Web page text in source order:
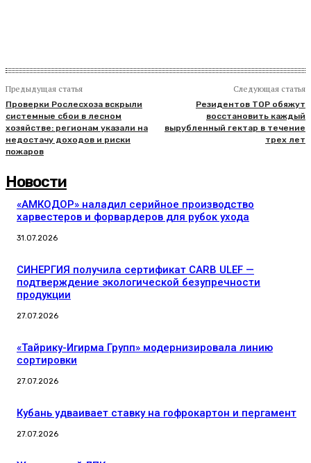
Предыдущая статья
Проверки Рослесхоза вскрыли
системные сбои в лесном
хозяйстве: регионам указали на
недостачу доходов и риски
пожаров
Следующая статья
Резидентов ТОР обяжут
восстановить каждый
вырубленный гектар в течение
трех лет
Новости
«АМКОДОР» наладил серийное производство
харвестеров и форвардеров для рубок ухода
31.07.2026
СИНЕРГИЯ получила сертификат CARB ULEF —
подтверждение экологической безупречности
продукции
27.07.2026
«Тайрику-Игирма Групп» модернизировала линию
сортировки
27.07.2026
Кубань удваивает ставку на гофрокартон и пергамент
27.07.2026